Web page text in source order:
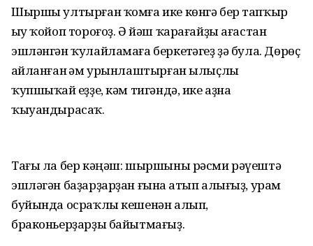
Шыршы ултырған ҡомға ике көнгә бер тапҡыр
һыу ҡойоп тороғоҙ. Ә йәш ҡарағайҙы ағастан
эшләнгән ҡулайламаға беркетһәгеҙ ҙә була. Дөрөҫ
һайланған һәм урынлаштырған ылыҫлы
ҡупшыҡай һеҙҙе, кәм тигәндә, ике аҙна
ҡыуандырасаҡ.
Тағы ла бер кәңәш: шыршыны рәсми рәүештә
эшләгән баҙарҙарҙан ғына һатып алығыҙ, урам
буйында осраҡлы кешенән алып,
браконьерҙарҙы байытмағыҙ.